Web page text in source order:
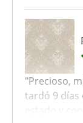
"Precioso,
tardó 9 días
estado y